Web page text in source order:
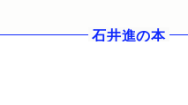
石井進の本